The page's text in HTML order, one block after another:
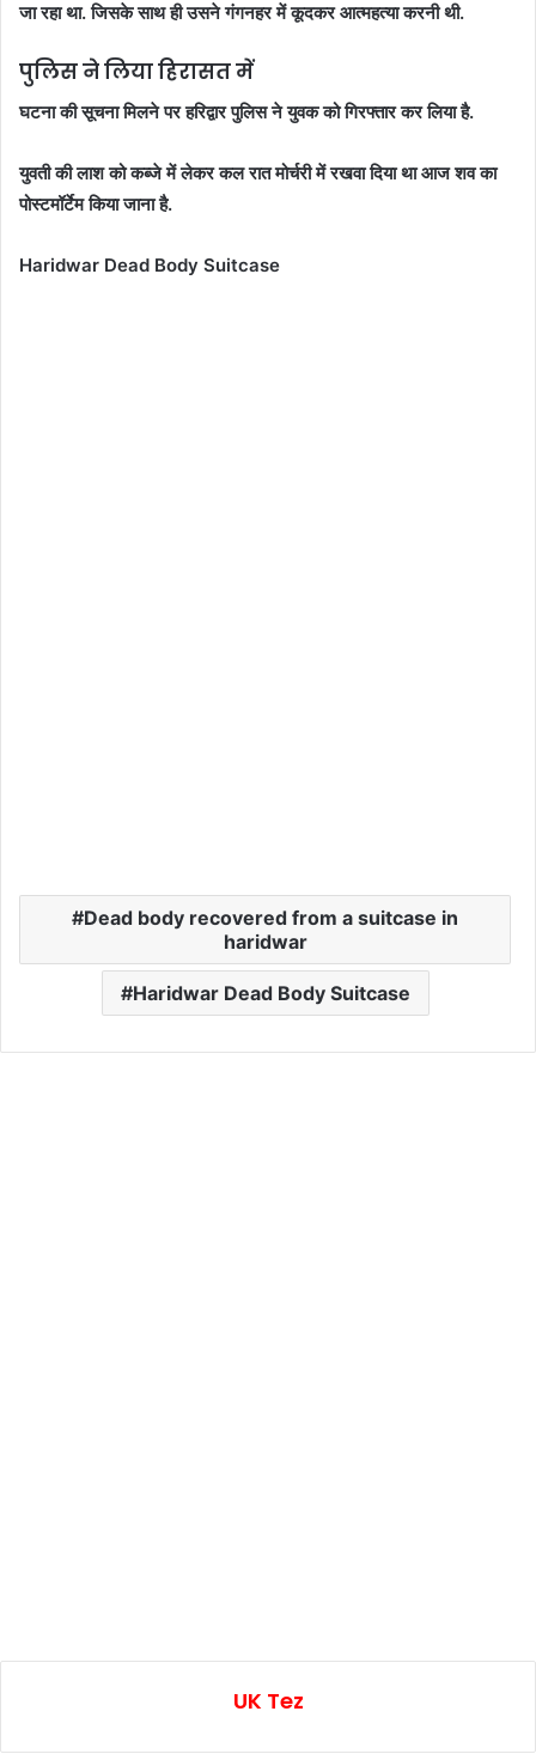
जा रहा था. जिसके साथ ही उसने गंगनहर में कूदकर आत्महत्या करनी थी.
पुलिस ने लिया हिरासत में
घटना की सूचना मिलने पर हरिद्वार पुलिस ने युवक को गिरफ्तार कर लिया है.
युवती की लाश को कब्जे में लेकर कल रात मोर्चरी में रखवा दिया था आज शव का
पोस्टमॉर्टेम किया जाना है.
Haridwar Dead Body Suitcase
Dead body recovered from a suitcase in
haridwar
Haridwar Dead Body Suitcase
UK Tez